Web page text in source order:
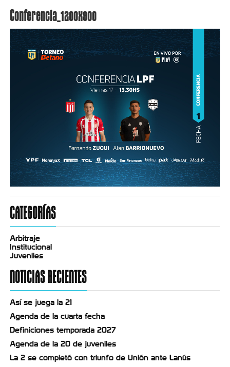
Conferencia_1200x900
CATEGORÍAS
Arbitraje
Institucional
Juveniles
NOTICIAS RECIENTES
Así se juega la 21
Agenda de la cuarta fecha
Definiciones temporada 2027
Agenda de la 20 de juveniles
La 2 se completó con triunfo de Unión ante Lanús